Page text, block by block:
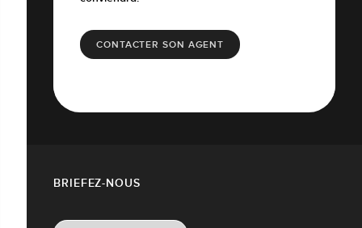
CONTACTER SON AGENT
BRIEFEZ-NOUS